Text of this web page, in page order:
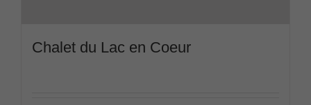
Chalet du Lac en Coeur